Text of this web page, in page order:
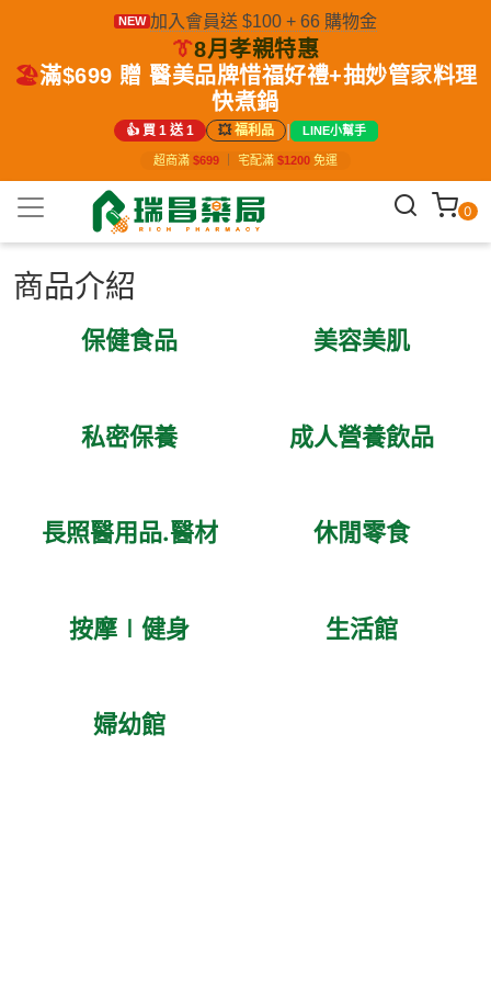
NEW 加入會員送 $100 + 66 購物金
👔8月孝親特惠
🏖️滿$699 贈 醫美品牌惜福好禮+抽妙管家料理
快煮鍋
👍 買 1 送 1 💥福利品 | LINE小幫手
超商滿 $699 宅配滿 $1200 免運
0
商品介紹
保健食品 美容美肌
私密保養 成人營養飲品
長照醫用品.醫材 休閒零食
按摩∣健身 生活館
婦幼館